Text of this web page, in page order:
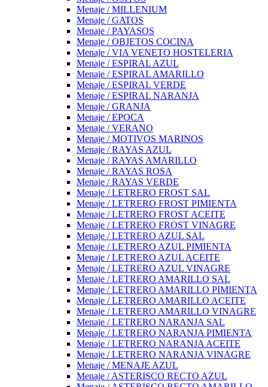
Menaje / MILLENIUM
Menaje / GATOS
Menaje / PAYASOS
Menaje / OBJETOS COCINA
Menaje / VIA VENETO HOSTELERIA
Menaje / ESPIRAL AZUL
Menaje / ESPIRAL AMARILLO
Menaje / ESPIRAL VERDE
Menaje / ESPIRAL NARANJA
Menaje / GRANJA
Menaje / EPOCA
Menaje / VERANO
Menaje / MOTIVOS MARINOS
Menaje / RAYAS AZUL
Menaje / RAYAS AMARILLO
Menaje / RAYAS ROSA
Menaje / RAYAS VERDE
Menaje / LETRERO FROST SAL
Menaje / LETRERO FROST PIMIENTA
Menaje / LETRERO FROST ACEITE
Menaje / LETRERO FROST VINAGRE
Menaje / LETRERO AZUL SAL
Menaje / LETRERO AZUL PIMIENTA
Menaje / LETRERO AZUL ACEITE
Menaje / LETRERO AZUL VINAGRE
Menaje / LETRERO AMARILLO SAL
Menaje / LETRERO AMARILLO PIMIENTA
Menaje / LETRERO AMARILLO ACEITE
Menaje / LETRERO AMARILLO VINAGRE
Menaje / LETRERO NARANJA SAL
Menaje / LETRERO NARANJA PIMIENTA
Menaje / LETRERO NARANJA ACEITE
Menaje / LETRERO NARANJA VINAGRE
Menaje / MENAJE AZUL
Menaje / ASTERISCO RECTO AZUL